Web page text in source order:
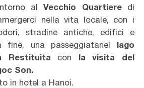
alVecchio Quartiere di
nella vita locale, con i
stradine antiche, edifici e
fine, una passeggiatanel lago
Restituita con la visita del
Son.
in hotel a Hanoi.